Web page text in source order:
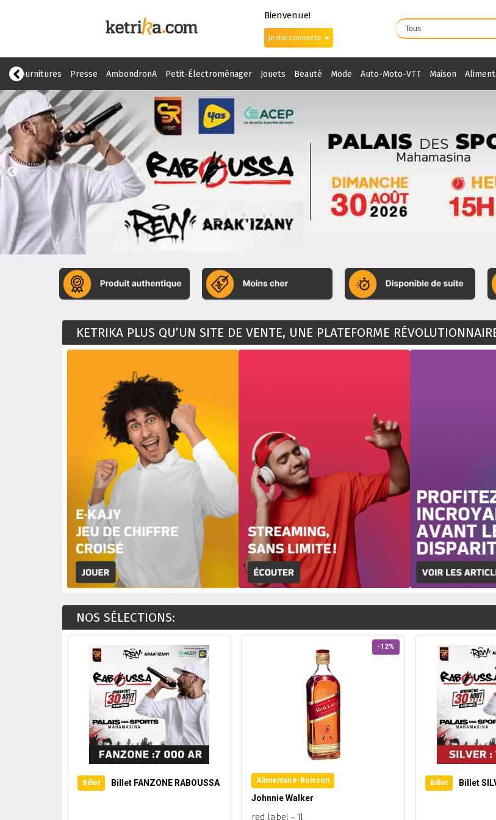
Bienvenue!
Je me connecte
Fournitures Presse AmbondronA Petit-Électroménager Jouets Beauté Mode Auto-Moto-VTT Maison
KETRIKA PLUS QU’UN SITE DE VENTE, UNE PLATEFORME
NOS SÉLECTIONS:
Billet Billet FANZONE RABOUSSA
-12%
Alimentaire-Boisson
Johnnie Walker
red label - 1l
Billet Billet